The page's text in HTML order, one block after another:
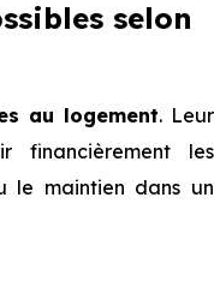
selon
au logement. Leur
financièrement les
le maintien dans un